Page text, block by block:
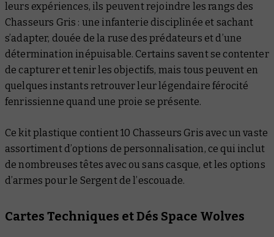
leurs expériences, ils peuvent rejoindre les rangs des
Chasseurs Gris : une infanterie disciplinée et sachant
s’adapter, douée de la ruse des prédateurs et d’une
détermination inépuisable. Certains savent se contenter
de capturer et tenir les objectifs, mais tous peuvent en
quelques instants retrouver leur légendaire férocité
fenrissienne quand une proie se présente.
Ce kit plastique contient 10 Chasseurs Gris avec un vaste
assortiment d’options de personnalisation, ce qui inclut
de nombreuses têtes avec ou sans casque, et les options
d’armes pour le Sergent de l’escouade.
Cartes Techniques et Dés Space Wolves